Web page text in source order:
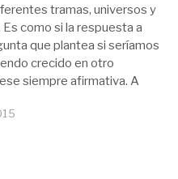
tramas, universos y
como si la respuesta a
que plantea si seríamos
crecido en otro
siempre afirmativa. A